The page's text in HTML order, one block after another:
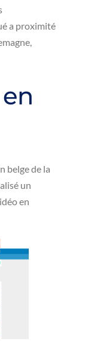
a proximité
belge de la
un
en